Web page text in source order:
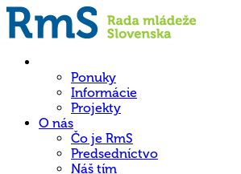
stránkaPonuky
Informácie
Projekty
O nás
Čo je RmS
Predsedníctvo
Náš tím